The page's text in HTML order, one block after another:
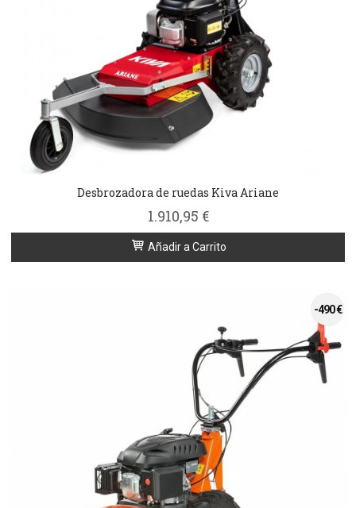
Desbrozadora de ruedas Kiva Ariane
1.910,95 €
Añadir a Carrito
-490 €